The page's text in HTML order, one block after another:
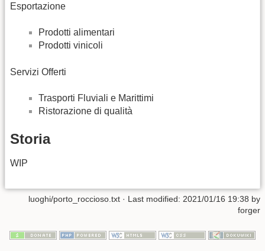
Esportazione
Prodotti alimentari
Prodotti vinicoli
Servizi Offerti
Trasporti Fluviali e Marittimi
Ristorazione di qualità
Storia
WIP
luoghi/porto_roccioso.txt · Last modified: 2021/01/16 19:38 by
forger